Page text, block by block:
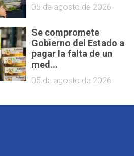
05 de agosto de 2026
Se compromete
Gobierno del Estado a
pagar la falta de un
med...
05 de agosto de 2026